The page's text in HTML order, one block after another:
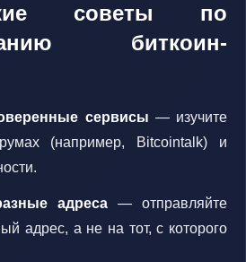
советы по
биткоин-
сервисы — изучите
(например, Bitcointalk) и
адреса — отправляйте
адрес, а не на тот, с которого